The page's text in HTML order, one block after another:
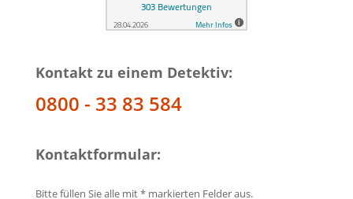
Kontakt zu einem Detektiv:
0800 - 33 83 584
Kontaktformular:
Bitte füllen Sie alle mit * markierten Felder aus.